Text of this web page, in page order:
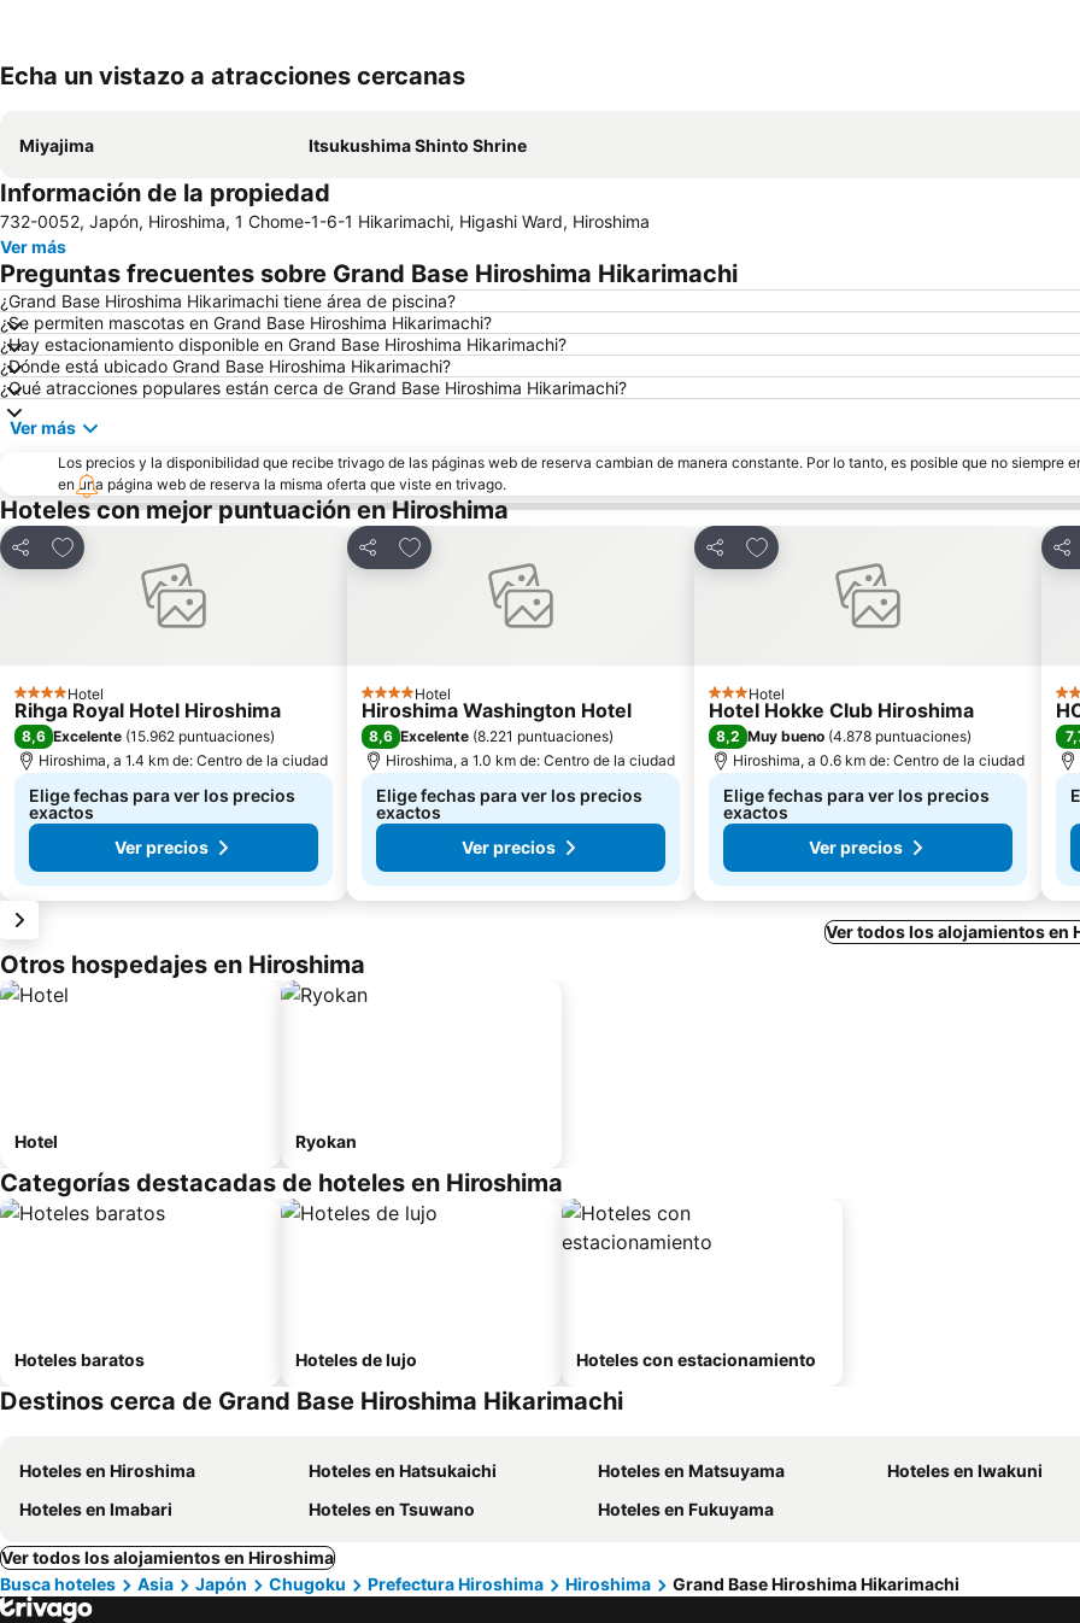
Echa un vistazo a atracciones cercanas
Miyajima Itsukushima Shinto Shrine
Información de la propiedad
732-0052, Japón, Hiroshima, 1 Chome-1-6-1 Hikarimachi, Higashi Ward, Hiroshima
Ver más
Preguntas frecuentes sobre Grand Base Hiroshima Hikarimachi
¿Grand Base Hiroshima Hikarimachi tiene área de piscina?
¿Se permiten mascotas en Grand Base Hiroshima Hikarimachi?
¿Hay estacionamiento disponible en Grand Base Hiroshima Hikarimachi?
¿Dónde está ubicado Grand Base Hiroshima Hikarimachi?
¿Qué atracciones populares están cerca de Grand Base Hiroshima Hikarimachi?
Ver más
Los precios y la disponibilidad que recibe trivago de las páginas web de reserva cambian de manera constante. Por lo tanto, es posible que no siempre
en una página web de reserva la misma oferta que viste en trivago.
Hoteles con mejor puntuación en Hiroshima
Compartir
Agregar a favoritos
4 Estrellas
Hotel
Rihga Royal Hotel Hiroshima
8,6 Excelente (15.962 puntuaciones)
Hiroshima, a 1.4 km de: Centro de la ciudad
Elige fechas para ver los precios
exactos
Ver precios
Compartir
Agregar a favoritos
4 Estrellas
Hotel
Hiroshima Washington Hotel
8,6 Excelente (8.221 puntuaciones)
Hiroshima, a 1.0 km de: Centro de la ciudad
Elige fechas para ver los precios
exactos
Ver precios
Compartir
Agregar a favoritos
3 Estrellas
Hotel
Hotel Hokke Club Hiroshima
8,2 Muy bueno (4.878 puntuaciones)
Hiroshima, a 0.6 km de: Centro de la ciudad
Elige fechas para ver los precios
exactos
Ver precios
3
Ver todos los alojamientos en
Otros hospedajes en Hiroshima
Hotel Ryokan
Categorías destacadas de hoteles en Hiroshima
Hoteles baratos Hoteles de lujo Hoteles con estacionamiento
Destinos cerca de Grand Base Hiroshima Hikarimachi
Hoteles en Hiroshima Hoteles en Hatsukaichi Hoteles en Matsuyama
Hoteles en Iwakuni
Hoteles en Imabari
Hoteles en Tsuwano Hoteles en Fukuyama
Ver todos los alojamientos en Hiroshima
Busca hoteles
Asia Japón Chugoku Prefectura Hiroshima Hiroshima Grand Base Hiroshima Hikarimachi